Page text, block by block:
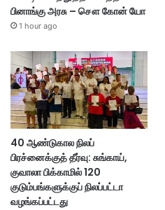
பினாங்கு அரசு – சௌ கோன் யோ
1 hour ago
40 ஆண்டுகால நிலப்
பிரச்னைக்குத் தீர்வு: சுங்காய்,
குவாலா பிக்காமில் 120
குடும்பங்களுக்குப் நிலப்பட்டா
வழங்கப்பட்டது